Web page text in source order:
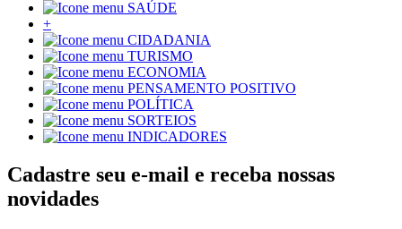
SAÚDE
+
CIDADANIA
TURISMO
ECONOMIA
PENSAMENTO POSITIVO
POLÍTICA
SORTEIOS
INDICADORES
Cadastre seu e-mail e receba nossas
novidades